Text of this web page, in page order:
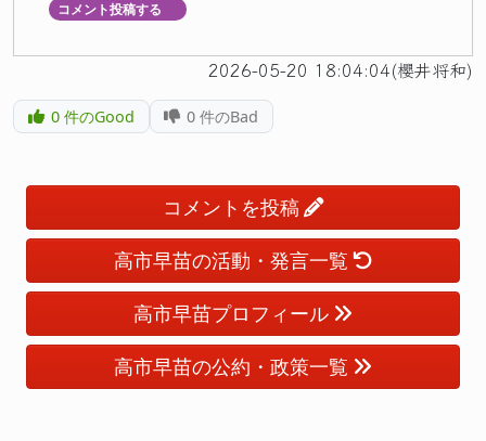
コメント投稿する
2026-05-20 18:04:04(櫻井将和)
0件のGood 0 件のBad
コメントを投稿
高市早苗の活動・発言一覧
高市早苗プロフィール
高市早苗の公約・政策一覧